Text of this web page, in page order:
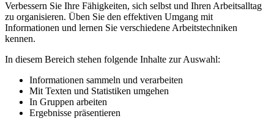
Verbessern Sie Ihre Fähigkeiten, sich selbst und Ihren Arbeitsalltag
zu organisieren. Üben Sie den effektiven Umgang mit
Informationen und lernen Sie verschiedene Arbeitstechniken
kennen.
In diesem Bereich stehen folgende Inhalte zur Auswahl:
Informationen sammeln und verarbeiten
Mit Texten und Statistiken umgehen
In Gruppen arbeiten
Ergebnisse präsentieren